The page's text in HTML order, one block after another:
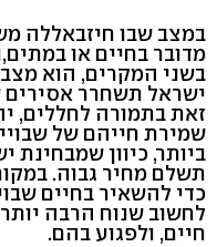
במצב שבו חיזבאללה
מדובר בחיים או
בשני המקרים, הוא
ישראל תשחרר
זאת בתמורה לחללים,
שמירת חייהם של
ביותר, כיוון
תשלם מחיר גבוה.
כדי להשאיר בחיים
לחשוב שנוח הרבה
חיים, ולפגוע בהם.